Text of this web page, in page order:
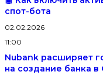
спот-бота
02.02.2026
11:00
Nubank расширяет
на создание банка